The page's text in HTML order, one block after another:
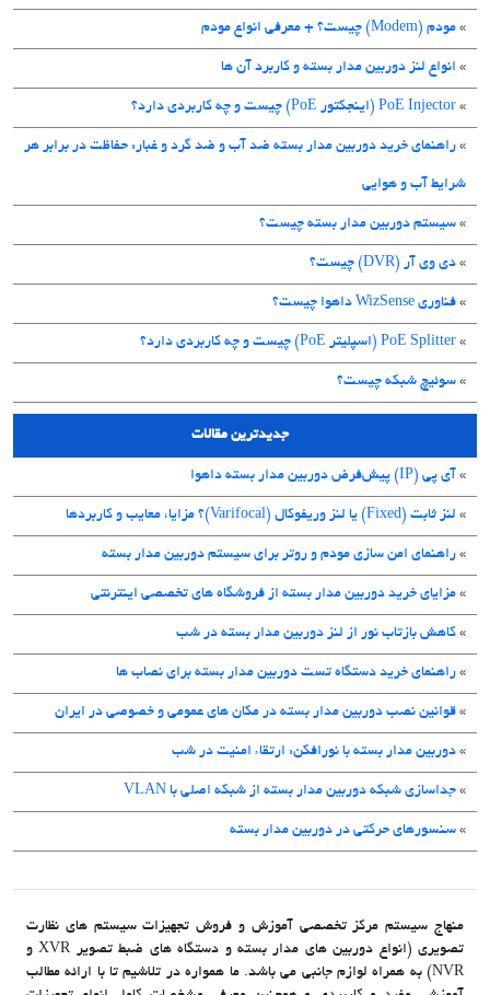
» مودم (Modem) چیست؟ + معرفی انواع مودم
» انواع لنز دوربین مدار بسته و کاربرد آن ها
» PoE Injector (اینجکتور PoE) چیست و چه کاربردی دارد؟
» راهنمای خرید دوربین مدار بسته ضد آب و ضد گرد و غبار: حفاظت در برابر هر
شرایط آب و هوایی
» سیستم دوربین مدار بسته چیست؟
» دی وی آر (DVR) چیست؟
» فناوری WizSense داهوا چیست؟
» PoE Splitter (اسپلیتر PoE) چیست و چه کاربردی دارد؟
» سوئیچ شبکه چیست؟
جدیدترین مقالات
» آی پی (IP) پیش‌فرض دوربین مدار بسته داهوا
» لنز ثابت (Fixed) یا لنز وریفوکال (Varifocal)؟ مزایا، معایب و کاربردها
» راهنمای امن سازی مودم و روتر برای سیستم دوربین مدار بسته
» مزایای خرید دوربین مدار بسته از فروشگاه های تخصصی اینترنتی
» کاهش بازتاب نور از لنز دوربین مدار بسته در شب
» راهنمای خرید دستگاه تست دوربین مدار بسته برای نصاب ها
» قوانین نصب دوربین مدار بسته در مکان های عمومی و خصوصی در ایران
» دوربین مدار بسته با نورافکن: ارتقاء امنیت در شب
» جداسازی شبکه دوربین مدار بسته از شبکه اصلی با VLAN
» سنسورهای حرکتی در دوربین مدار بسته
منهاج سیستم مرکز تخصصی آموزش و فروش تجهیزات سیستم های نظارت
تصویری (انواع دوربین های مدار بسته و دستگاه های ضبط تصویر XVR و
NVR) به همراه لوازم جانبی می باشد. ما همواره در تلاشیم تا با ارائه مطالب